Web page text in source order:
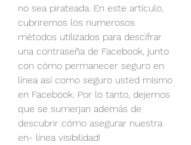
no sea pirateada. En este artículo,
cubriremos los numerosos
métodos utilizados para descifrar
una contraseña de Facebook, junto
con cómo permanecer seguro en
línea así como seguro usted mismo
en Facebook. Por lo tanto, dejemos
que se sumerjan además de
descubrir cómo asegurar nuestra
en- línea visibilidad!